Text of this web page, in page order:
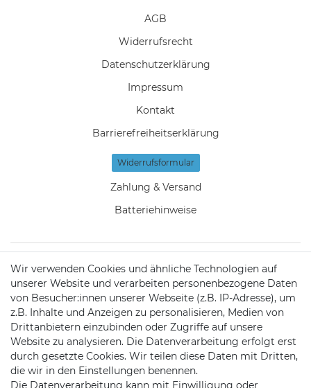
AGB
Widerrufs­recht
Daten­schutz­erklärung
Impressum
Kontakt
Barrierefreiheitserklärung
Widerrufs­formular
Zahlung & Versand
Batteriehinweise
KONTAKT
Telefon:09721 / 9453362
Mail:info@satshopping.de
Kopenhagenstr. 4
Wir verwenden Cookies und ähnliche Technologien auf
unserer Website und verarbeiten personenbezogene Daten
von Besucher:innen unserer Webseite (z.B. IP-Adresse), um
z.B. Inhalte und Anzeigen zu personalisieren, Medien von
Drittanbietern einzubinden oder Zugriffe auf unsere
Website zu analysieren. Die Datenverarbeitung erfolgt erst
durch gesetzte Cookies. Wir teilen diese Daten mit Dritten,
die wir in den Einstellungen benennen.
Die Datenverarbeitung kann mit Einwilligung oder